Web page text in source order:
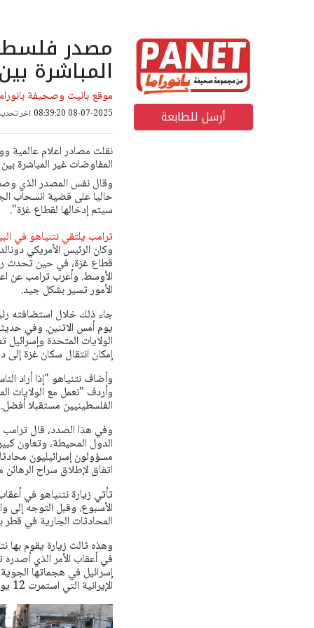
أرسل للطابعة
مصدر
المباشرة
موقع بانيت وصحيفة
08-07-2025 08:39:20 اخر تحديث: 08-07-2025
نقلت مصادر اعلام عالمية
المفاوضات غير المباشرة
وقال نفس المصدر الذي
حاليا على قضية انسحاب
سيتم إدخالها لقطاع غزة".
ترامب يلتقي نتنياهو في
وكان الرئيس الأمريكي
قطاع غزة، في حين تحدث
الأوسط. وأعرب ترامب عن
الأمور تسير بشكل جيد.
جاء ذلك خلال استضافته
يوم أمس الاثنين. وفي
الولايات المتحدة
إمكان انتقال سكان غزة
وأضاف نتنياهو "إذا أراد
وأردف "نعمل مع الولايات
الفلسطينيين مستقبلا
وفي هذا الصدد، قال ترامب
الدول المحيطة، وتعاون
مسؤولون إسرائيليون
اتفاق لإطلاق سراح
تأتي زيارة نتنياهو في
الأسبوع. وقبل التوجه إلى
المحادثات الجارية في
وهذه ثالث زيارة يقوم بها
في أعقاب الأمر الذي
إسرائيل في هجماتها
الإيرانية التي استمرت 12 يوما.